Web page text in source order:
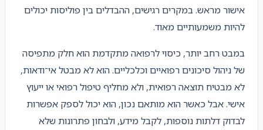
אישור מראש. במקרים רגישים, ההבדלים בין פוליסות יכולים
להיות משמעותיים מאוד.
במבט רחב יותר, כיסוי לרפואה מתקדמת הוא חלק מתפיסה
של ניהול סיכונים רפואיים וכלכליים. הוא לא מבטל אי־ודאות,
לא מבטיח תוצאה רפואית, ולא מחליף טיפול רפואי או ייעוץ
אישי. אבל כאשר הוא מותאם נכון, הוא יכול לספק אפשרות
לבדוק דלתות נוספות, לקבל מידע, ולבחון פתרונות שלא